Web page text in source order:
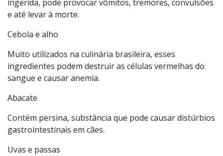
ingerida, pode provocar vômitos, tremores, convulsões
e até levar à morte.
Cebola e alho
Muito utilizados na culinária brasileira, esses
ingredientes podem destruir as células vermelhas do
sangue e causar anemia.
Abacate
Contém persina, substância que pode causar distúrbios
gastrointestinais em cães.
Uvas e passas